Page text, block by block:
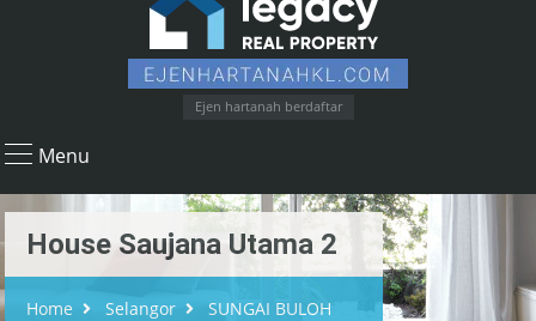
Ejen hartanah berdaftar
Menu
House Saujana Utama 2
Home Selangor SUNGAI BULOH